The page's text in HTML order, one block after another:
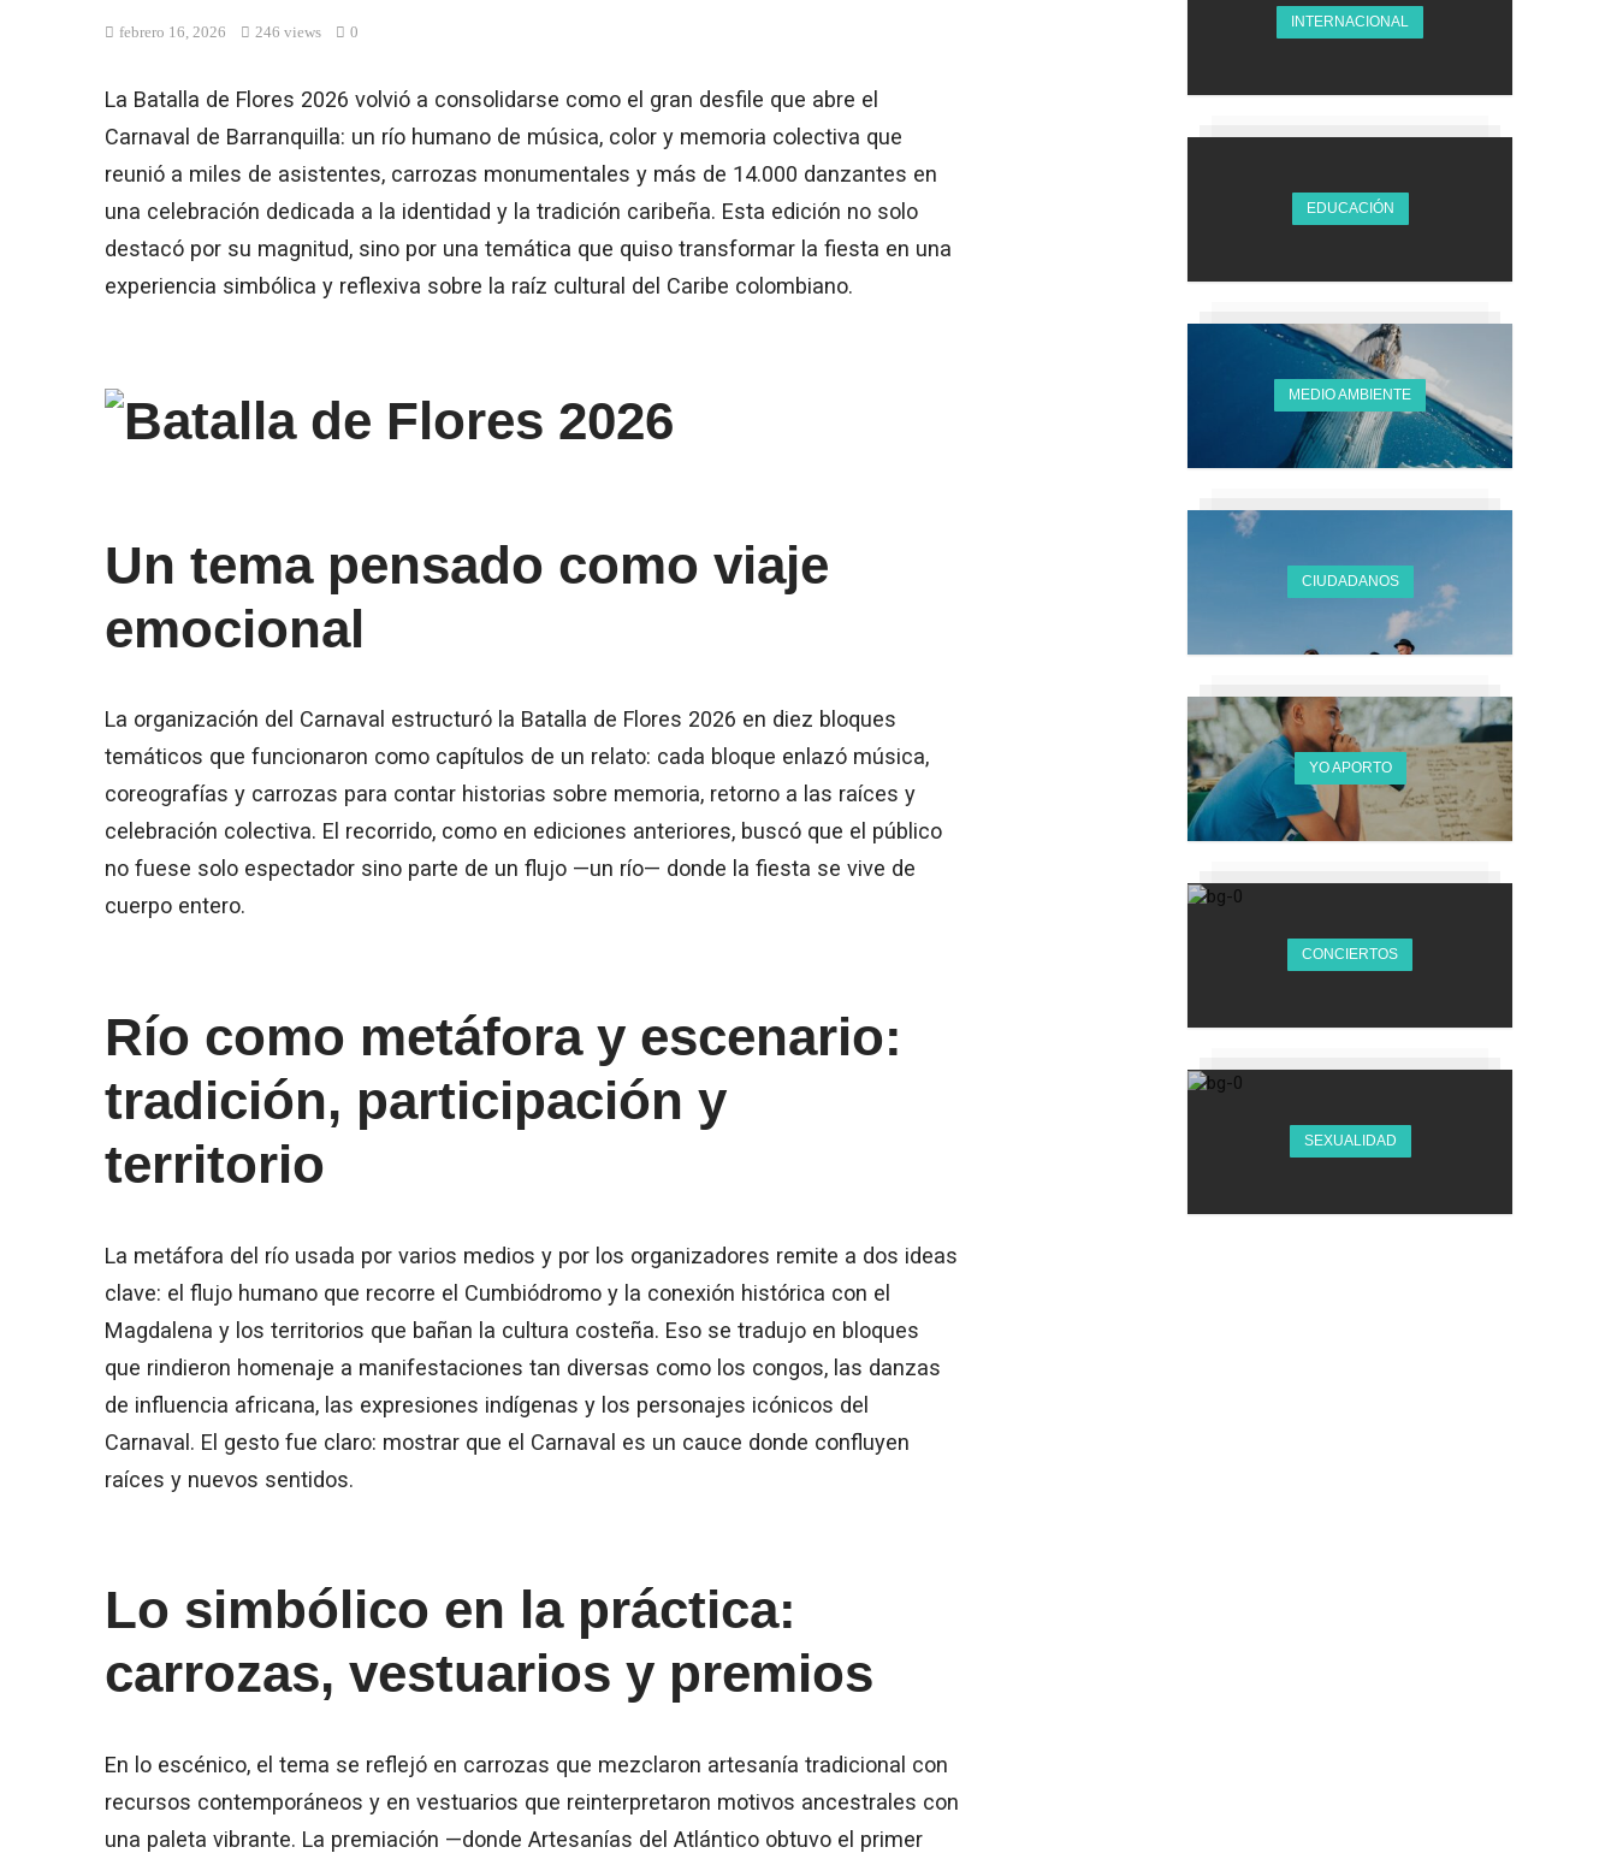
febrero 16, 2026 246 views 0
La Batalla de Flores 2026 volvió a consolidarse como el gran desfile que abre el
Carnaval de Barranquilla: un río humano de música, color y memoria colectiva que
reunió a miles de asistentes, carrozas monumentales y más de 14.000 danzantes en
una celebración dedicada a la identidad y la tradición caribeña. Esta edición no solo
destacó por su magnitud, sino por una temática que quiso transformar la fiesta en una
experiencia simbólica y reflexiva sobre la raíz cultural del Caribe colombiano.
Un tema pensado como viaje
emocional
La organización del Carnaval estructuró la Batalla de Flores 2026 en diez bloques
temáticos que funcionaron como capítulos de un relato: cada bloque enlazó música,
coreografías y carrozas para contar historias sobre memoria, retorno a las raíces y
celebración colectiva. El recorrido, como en ediciones anteriores, buscó que el público
no fuese solo espectador sino parte de un flujo —un río— donde la fiesta se vive de
cuerpo entero.
Río como metáfora y escenario:
tradición, participación y
territorio
La metáfora del río usada por varios medios y por los organizadores remite a dos ideas
clave: el flujo humano que recorre el Cumbiódromo y la conexión histórica con el
Magdalena y los territorios que bañan la cultura costeña. Eso se tradujo en bloques
que rindieron homenaje a manifestaciones tan diversas como los congos, las danzas
de influencia africana, las expresiones indígenas y los personajes icónicos del
Carnaval. El gesto fue claro: mostrar que el Carnaval es un cauce donde confluyen
raíces y nuevos sentidos.
Lo simbólico en la práctica:
carrozas, vestuarios y premios
En lo escénico, el tema se reflejó en carrozas que mezclaron artesanía tradicional con
recursos contemporáneos y en vestuarios que reinterpretaron motivos ancestrales con
una paleta vibrante. La premiación —donde Artesanías del Atlántico obtuvo el primer
INTERNACIONAL
EDUCACIÓN
MEDIO AMBIENTE
CIUDADANOS
YO APORTO
CONCIERTOS
SEXUALIDAD